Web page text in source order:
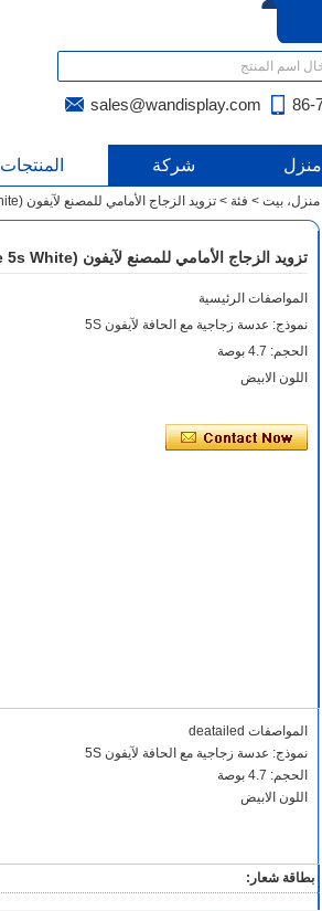
sales@wandisplay.com
منزل شركة المنتجات
منزل، بيت > فئة > تزويد الزجاج الأمامي للمصنع لآيفون 5S (iPhone 5s White)
تزويد الزجاج الأمامي للمصنع لآيفون 5S (iPhone 5s White)
المواصفات الرئيسية
نموذج: عدسة زجاجية مع الحافة لآيفون 5S
الحجم: 4.7 بوصة
اللون الابيض
المواصفات deatailed
نموذج: عدسة زجاجية مع الحافة لآيفون 5S
الحجم: 4.7 بوصة
اللون الابيض
بطاقة شعار: